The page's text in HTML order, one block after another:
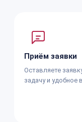
Приём заявки
Оставляете
задачу и удобное